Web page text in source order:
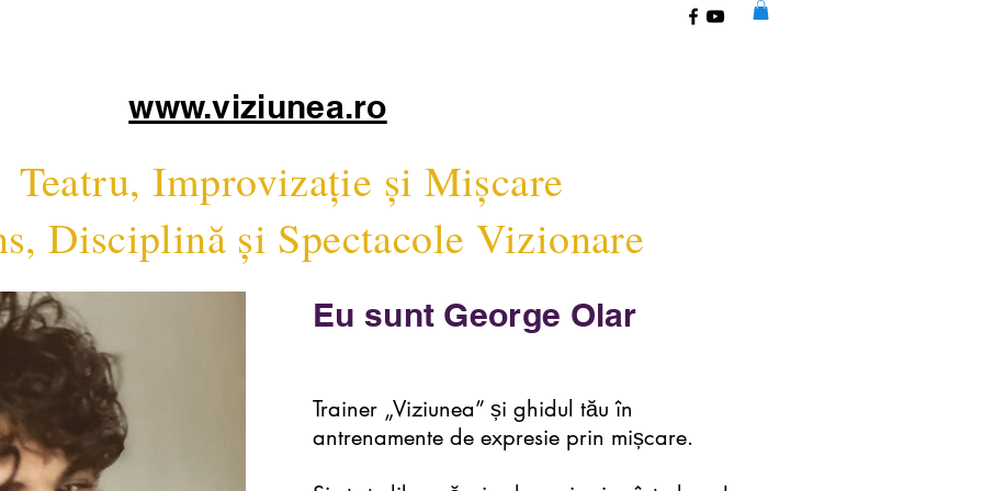
www.viziunea.ro
Teatru, Improvizație și Mișcare
Disciplină și Spectacole Vizionare
Eu sunt George Olar
Trainer „Viziunea” și ghidul tău în
antrenamente de expresie prin mișcare.